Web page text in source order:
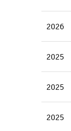
2026
2025
2025
2025